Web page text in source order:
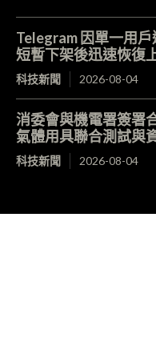
Telegram 因單一用
短暫下架後迅速恢復
科技新聞 2026-08-04
消委會與機電署簽署
氣體用具聯合測試與
科技新聞 2026-08-04